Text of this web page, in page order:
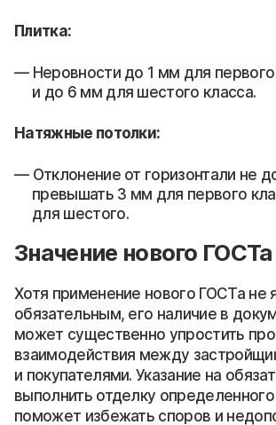
Плитка:
Неровности до 1 мм для первого
и до 6 мм для шестого класса.
Натяжные потолки:
Отклонение от горизонтали не
превышать 3 мм для первого
для шестого.
Значение нового ГОСТа
Хотя применение нового ГОСТа не
обязательным, его наличие в
может существенно упростить
взаимодействия между
и покупателями. Указание на
выполнить отделку определенного
поможет избежать споров и